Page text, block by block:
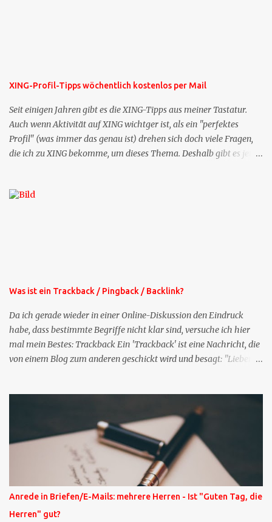
XING-Profil-Tipps wöchentlich kostenlos per Mail
Seit einigen Jahren gibt es die XING-Tipps aus meiner Tastatur.
Auch wenn Aktivität auf XING wichtger ist, als ein "perfektes
Profil" (was immer das genau ist) drehen sich doch viele Fragen,
die ich zu XING bekomme, um dieses Thema. Deshalb gibt es jetzt
bekommen Sie kostenlos eine weitere Folge. Die Startsequenz ist 16
Was ist ein Trackback / Pingback / Backlink?
Da ich gerade wieder in einer Online-Diskussion den Eindruck
habe, dass bestimmte Begriffe nicht klar sind, versuche ich hier
mal mein Bestes: Trackback Ein 'Trackback' ist eine Nachricht, die
von einem Blog zum anderen geschickt wird und besagt: "Lieber
was ich zu deinem Inhalt zu sagen hatte." Diese
Nachrichtenfunktion wird 'angestoßen' in dem 'mein' Blog an die
'TrackbackURL' des Anderen einen 'Ping' schickt, d.h. ein paar
Parameter übergibt (URL meines Eintrags, Kurzzitat meines
Beitrags). Praktisch muss man nichts Anderes tun, als die
TrackbackURL beim Schreiben meines Beitrags in ein bestimmtes
Feld in meinem 'Blog-Redaktionssystem' einzufügen. Trackbacks
und TrackbackURLs sind heute recht selten. Das Trackback-
Anrede in Briefen/E-Mails: mehrere Herren - Ist "Guten Tag, die
Herren" gut?